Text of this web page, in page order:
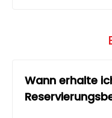
Wann erhalte